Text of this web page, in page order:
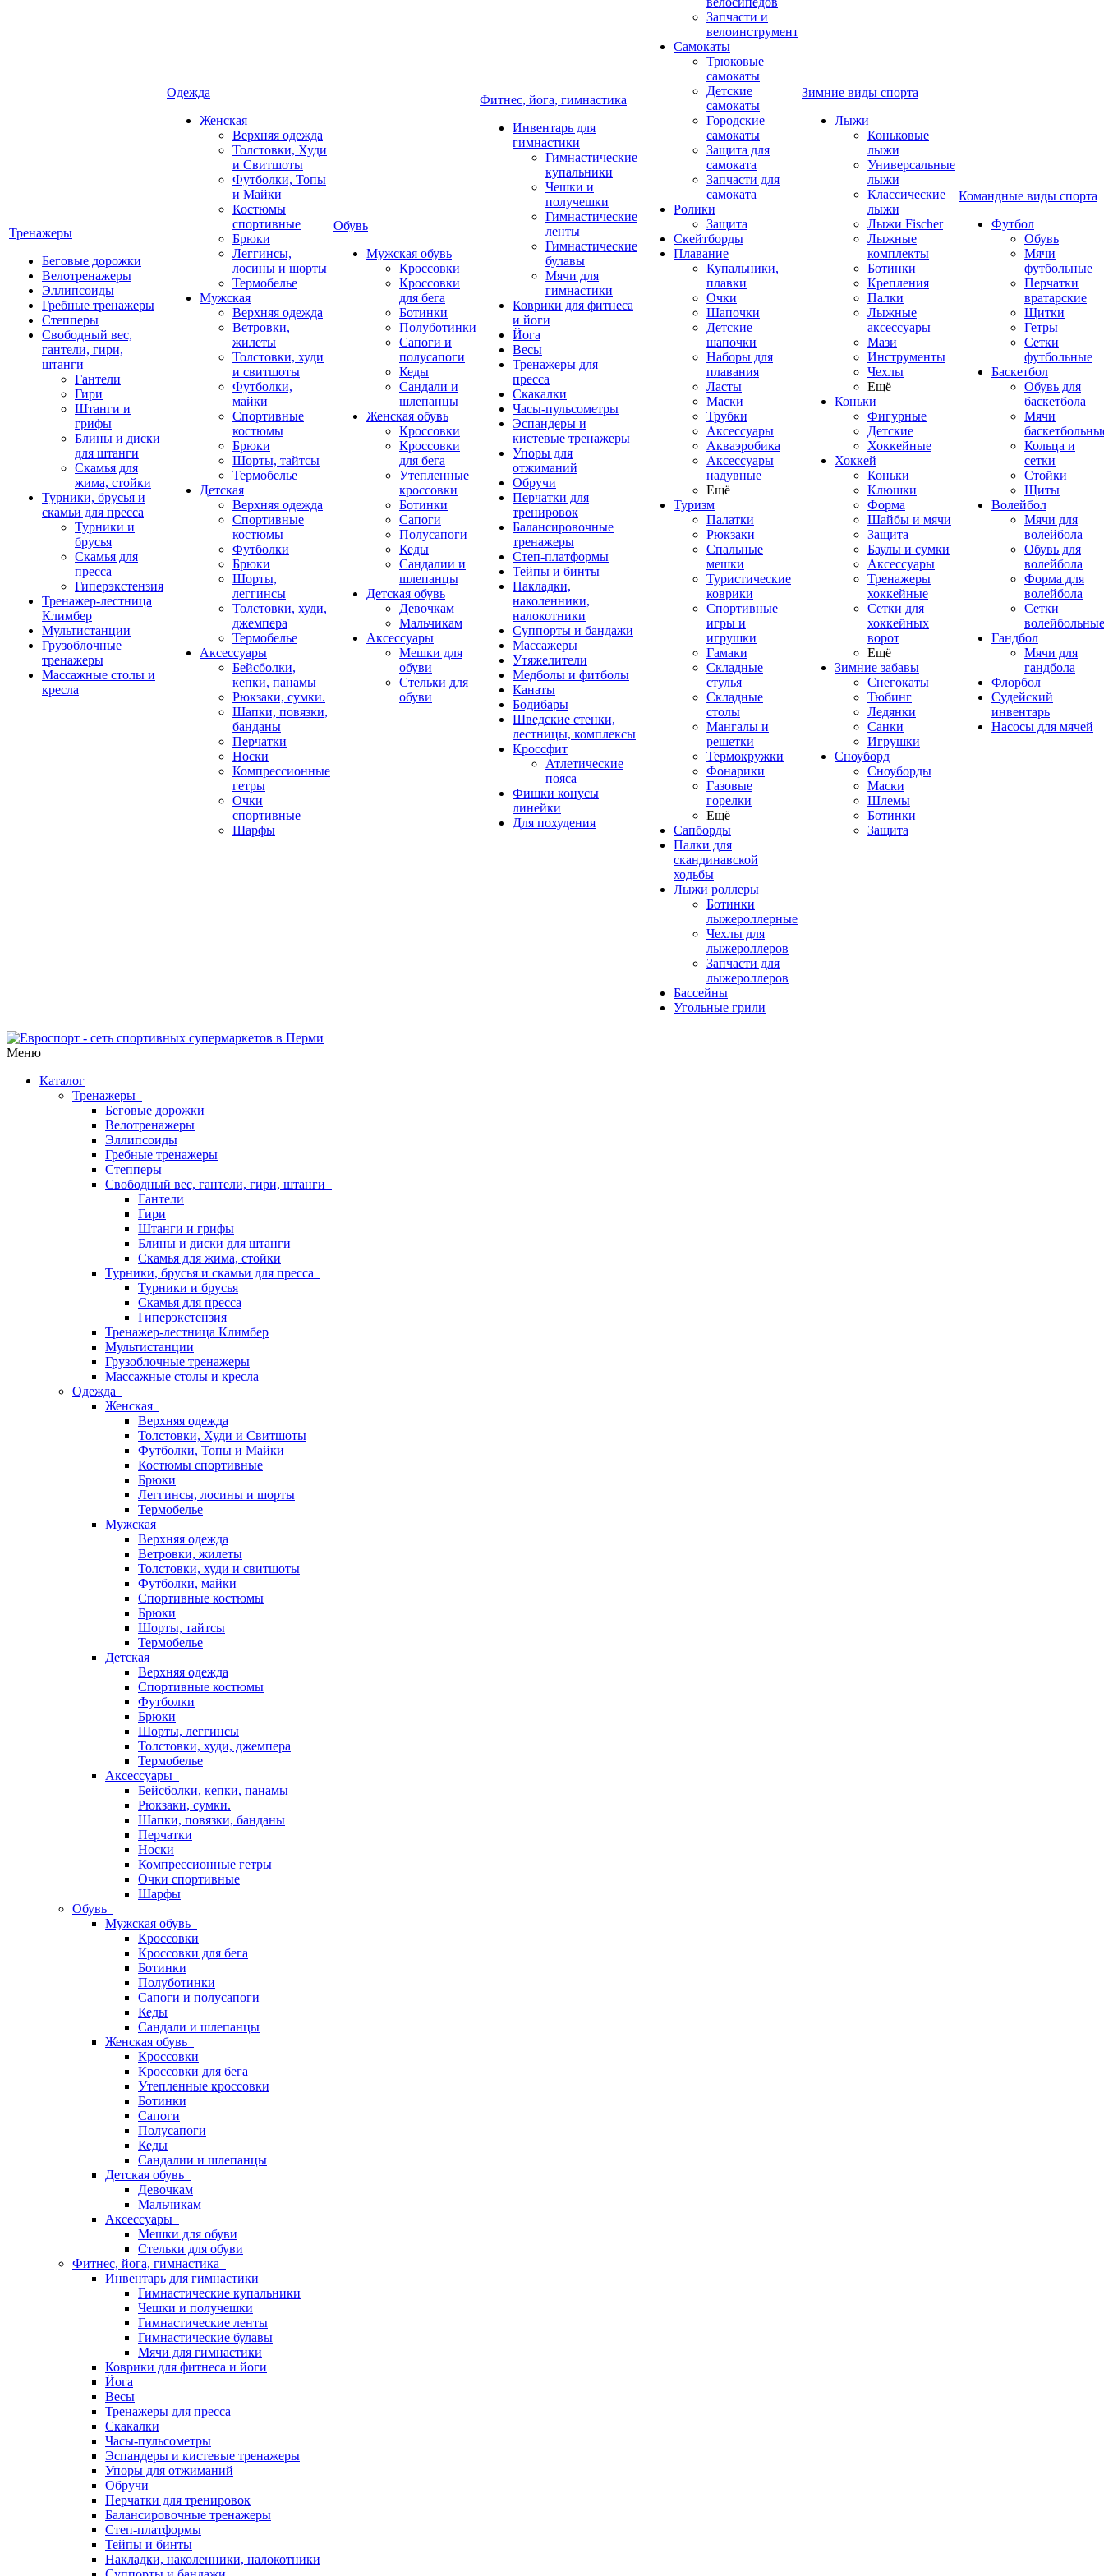
Тренажеры
Беговые дорожки
Велотренажеры
Эллипсоиды
Гребные тренажеры
Степперы
Свободный вес,
гантели, гири,
штанги
Гантели
Гири
Штанги и
грифы
Блины и диски
для штанги
Скамья для
жима, стойки
Турники, брусья и
скамьи для пресса
Турники и
брусья
Скамья для
пресса
Гиперэкстензия
Тренажер-лестница
Климбер
Мультистанции
Грузоблочные
тренажеры
Массажные столы и
кресла
Одежда
Женская
Верхняя одежда
Толстовки, Худи
и Свитшоты
Футболки, Топы
и Майки
Костюмы
спортивные
Брюки
Леггинсы,
лосины и шорты
Термобелье
Мужская
Верхняя одежда
Ветровки,
жилеты
Толстовки, худи
и свитшоты
Футболки,
майки
Спортивные
костюмы
Брюки
Шорты, тайтсы
Термобелье
Детская
Верхняя одежда
Спортивные
костюмы
Футболки
Брюки
Шорты,
леггинсы
Толстовки, худи,
джемпера
Термобелье
Аксессуары
Бейсболки,
кепки, панамы
Рюкзаки, сумки.
Шапки, повязки,
банданы
Перчатки
Носки
Компрессионные
гетры
Очки
спортивные
Шарфы
Обувь
Мужская обувь
Кроссовки
Кроссовки
для бега
Ботинки
Полуботинки
Сапоги и
полусапоги
Кеды
Сандали и
шлепанцы
Женская обувь
Кроссовки
Кроссовки
для бега
Утепленные
кроссовки
Ботинки
Сапоги
Полусапоги
Кеды
Сандалии и
шлепанцы
Детская обувь
Девочкам
Мальчикам
Аксессуары
Мешки для
обуви
Стельки для
обуви
Фитнес, йога, гимнастика
Инвентарь для
гимнастики
Гимнастические
купальники
Чешки и
получешки
Гимнастические
ленты
Гимнастические
булавы
Мячи для
гимнастики
Коврики для фитнеса
и йоги
Йога
Весы
Тренажеры для
пресса
Скакалки
Часы-пульсометры
Эспандеры и
кистевые тренажеры
Упоры для
отжиманий
Обручи
Перчатки для
тренировок
Балансировочные
тренажеры
Степ-платформы
Тейпы и бинты
Накладки,
наколенники,
налокотники
Суппорты и бандажи
Массажеры
Утяжелители
Медболы и фитболы
Канаты
Бодибары
Шведские стенки,
лестницы, комплексы
Кроссфит
Атлетические
пояса
Фишки конусы
линейки
Для похудения
Запчасти и
велоинструмент
Самокаты
Трюковые
самокаты
Детские
самокаты
Городские
самокаты
Защита для
самоката
Запчасти для
самоката
Ролики
Защита
Скейтборды
Плавание
Купальники,
плавки
Очки
Шапочки
Детские
шапочки
Наборы для
плавания
Ласты
Маски
Трубки
Аксессуары
Акваэробика
Аксессуары
надувные
Ещё
Туризм
Палатки
Рюкзаки
Спальные
мешки
Туристические
коврики
Спортивные
игры и
игрушки
Гамаки
Складные
стулья
Складные
столы
Мангалы и
решетки
Термокружки
Фонарики
Газовые
горелки
Ещё
Сапборды
Палки для
скандинавской
ходьбы
Лыжи роллеры
Ботинки
лыжероллерные
Чехлы для
лыжероллеров
Запчасти для
лыжероллеров
Бассейны
Угольные грили
Зимние виды спорта
Лыжи
Коньковые
лыжи
Универсальные
лыжи
Классические
лыжи
Лыжи Fischer
Лыжные
комплекты
Ботинки
Крепления
Палки
Лыжные
аксессуары
Мази
Инструменты
Чехлы
Ещё
Коньки
Фигурные
Детские
Хоккейные
Хоккей
Коньки
Клюшки
Форма
Шайбы и мячи
Защита
Баулы и сумки
Аксессуары
Тренажеры
хоккейные
Сетки для
хоккейных
ворот
Ещё
Зимние забавы
Снегокаты
Тюбинг
Ледянки
Санки
Игрушки
Сноуборд
Сноуборды
Маски
Шлемы
Ботинки
Защита
Командные виды спорта
Футбол
Обувь
Мячи
футбольные
Перчатки
вратарские
Щитки
Гетры
Сетки
футбольные
Баскетбол
Обувь для
баскетбола
Мячи
Кольца и
сетки
Стойки
Щиты
Волейбол
Мячи для
волейбола
Обувь для
волейбола
Форма для
волейбола
Сетки
волейбольные
Гандбол
Мячи для
гандбола
Флорбол
Судейский
инвентарь
Насосы для мячей
Меню
Каталог
Тренажеры
Беговые дорожки
Велотренажеры
Эллипсоиды
Гребные тренажеры
Степперы
Свободный вес, гантели, гири, штанги
Гантели
Гири
Штанги и грифы
Блины и диски для штанги
Скамья для жима, стойки
Турники, брусья и скамьи для пресса
Турники и брусья
Скамья для пресса
Гиперэкстензия
Тренажер-лестница Климбер
Мультистанции
Грузоблочные тренажеры
Массажные столы и кресла
Одежда
Женская
Верхняя одежда
Толстовки, Худи и Свитшоты
Футболки, Топы и Майки
Костюмы спортивные
Брюки
Леггинсы, лосины и шорты
Термобелье
Мужская
Верхняя одежда
Ветровки, жилеты
Толстовки, худи и свитшоты
Футболки, майки
Спортивные костюмы
Брюки
Шорты, тайтсы
Термобелье
Детская
Верхняя одежда
Спортивные костюмы
Футболки
Брюки
Шорты, леггинсы
Толстовки, худи, джемпера
Термобелье
Аксессуары
Бейсболки, кепки, панамы
Рюкзаки, сумки.
Шапки, повязки, банданы
Перчатки
Носки
Компрессионные гетры
Очки спортивные
Шарфы
Обувь
Мужская обувь
Кроссовки
Кроссовки для бега
Ботинки
Полуботинки
Сапоги и полусапоги
Кеды
Сандали и шлепанцы
Женская обувь
Кроссовки
Кроссовки для бега
Утепленные кроссовки
Ботинки
Сапоги
Полусапоги
Кеды
Сандалии и шлепанцы
Детская обувь
Девочкам
Мальчикам
Аксессуары
Мешки для обуви
Стельки для обуви
Фитнес, йога, гимнастика
Инвентарь для гимнастики
Гимнастические купальники
Чешки и получешки
Гимнастические ленты
Гимнастические булавы
Мячи для гимнастики
Коврики для фитнеса и йоги
Йога
Весы
Тренажеры для пресса
Скакалки
Часы-пульсометры
Эспандеры и кистевые тренажеры
Упоры для отжиманий
Обручи
Перчатки для тренировок
Балансировочные тренажеры
Степ-платформы
Тейпы и бинты
Накладки, наколенники, налокотники